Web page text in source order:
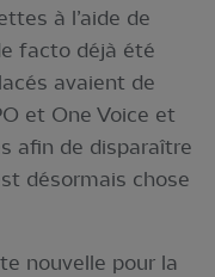
à l’aide de
facto déjà été
avaient de
et One Voice et
afin de disparaître
désormais chose
nouvelle pour la